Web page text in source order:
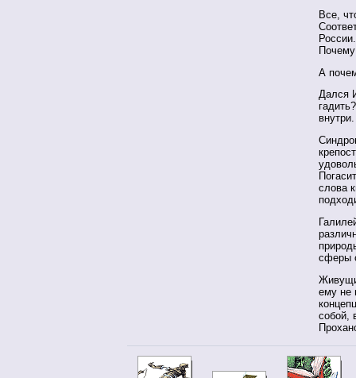
Все,
А
Дался
внутри.
слова
сферы
ему не
собой,